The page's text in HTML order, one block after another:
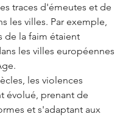
traces d'émeutes et de
les villes. Par exemple,
de la faim étaient
les villes européennes
les violences
évolué, prenant de
et s'adaptant aux